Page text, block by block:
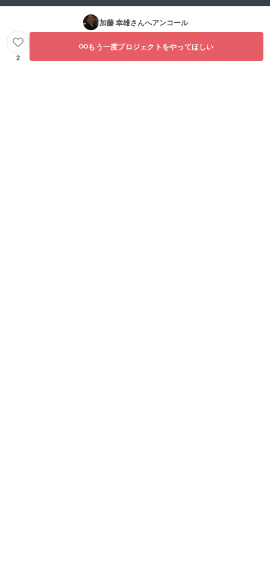
加藤 幸雄さんへアンコール
2
もう一度プロジェクトをやってほしい